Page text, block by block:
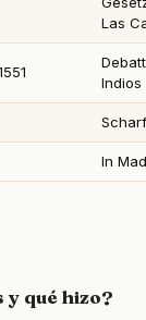
Las
Indios
In
y qué hizo?